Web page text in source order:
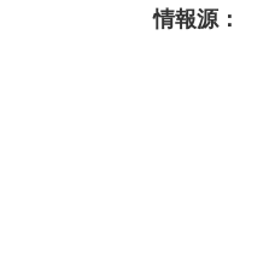
情報源：